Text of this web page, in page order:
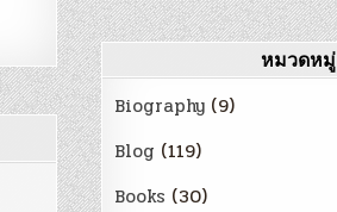
หมวดหมู่
Biography (9)
Blog (119)
Books (30)